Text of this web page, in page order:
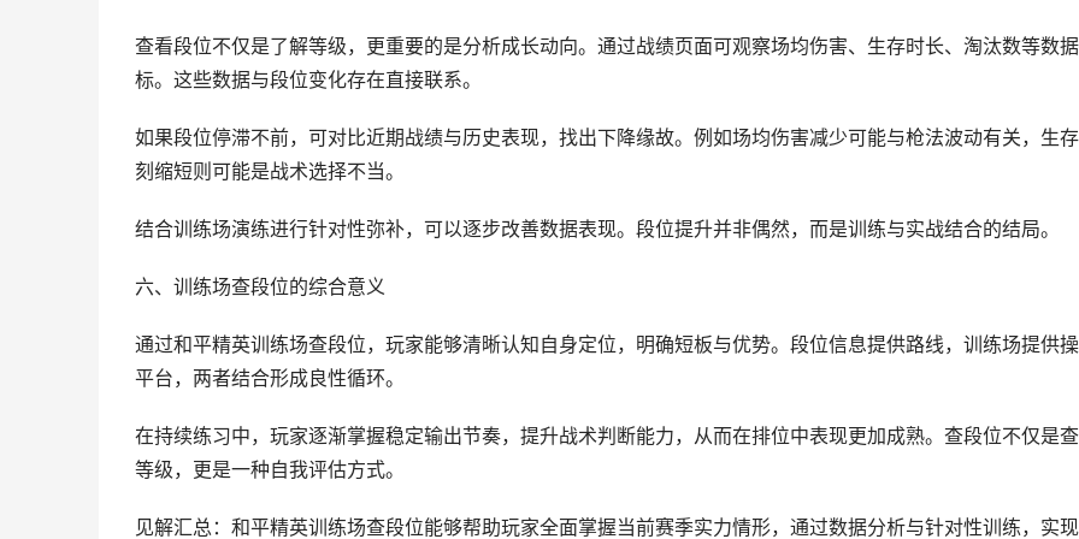
查看段位不仅是了解等级，更重要的是分析成长动向。通过战绩页面可观察场均伤害、生存时长、淘汰数等数
标。这些数据与段位变化存在直接联系。
如果段位停滞不前，可对比近期战绩与历史表现，找出下降缘故。例如场均伤害减少可能与枪法波动有关，生
刻缩短则可能是战术选择不当。
结合训练场演练进行针对性弥补，可以逐步改善数据表现。段位提升并非偶然，而是训练与实战结合的结局。
六、训练场查段位的综合意义
通过和平精英训练场查段位，玩家能够清晰认知自身定位，明确短板与优势。段位信息提供路线，训练场提供
平台，两者结合形成良性循环。
在持续练习中，玩家逐渐掌握稳定输出节奏，提升战术判断能力，从而在排位中表现更加成熟。查段位不仅是
等级，更是一种自我评估方式。
见解汇总：和平精英训练场查段位能够帮助玩家全面掌握当前赛季实力情形，通过数据分析与针对性训练，实